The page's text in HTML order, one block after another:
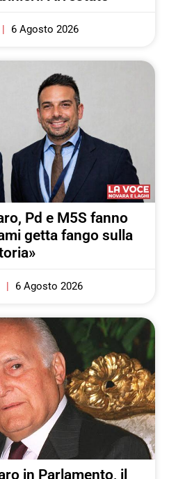
6 Agosto 2026
Pd e M5S fanno
getta fango sulla
6 Agosto 2026
in Parlamento, il